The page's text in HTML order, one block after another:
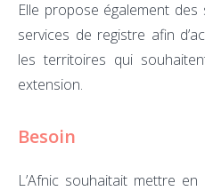
Elle propose également
services de registre afin
les territoires qui
extension.
Besoin
L’Afnic souhaitait mettre